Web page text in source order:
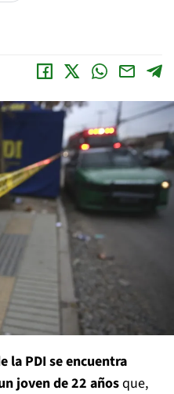
la PDI se encuentra
joven de 22 añosque,